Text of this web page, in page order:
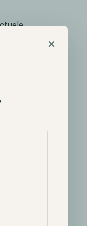
×
op
Deze
Maar wat is
voor
op te